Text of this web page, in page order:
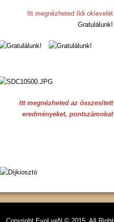
Itt megnézheted Ildi oklevelét
Gratulálunk!
Itt megnézheted az összesített
eredményeket, pontszámokat